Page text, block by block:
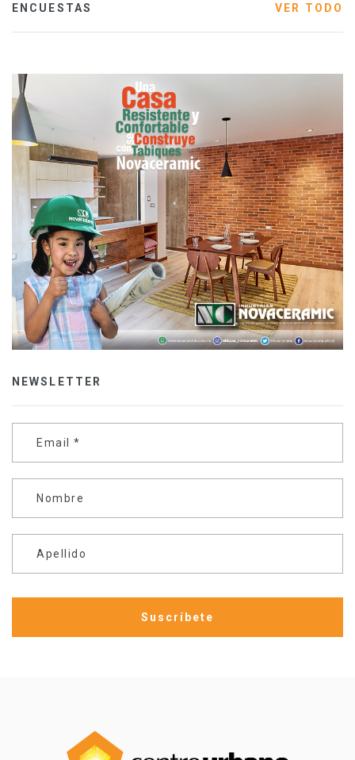
ENCUESTAS VER TODO
NEWSLETTER
Email *
Nombre
Apellido